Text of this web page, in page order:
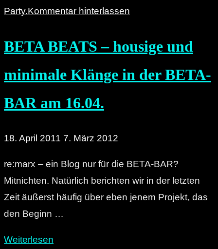
Konzert:
Winchester
im
am
Party.Kommentar hinterlassen
BETA BEATS – housige und
minimale Klänge in der BETA-
BAR am 16.04.
18. April 2011 7. März 2012
re:marx – ein Blog nur für die BETA-BAR?
Mitnichten. Natürlich berichten wir in der letzten
Zeit äußerst häufig über eben jenem Projekt, das
den Beginn …
Weiterlesen